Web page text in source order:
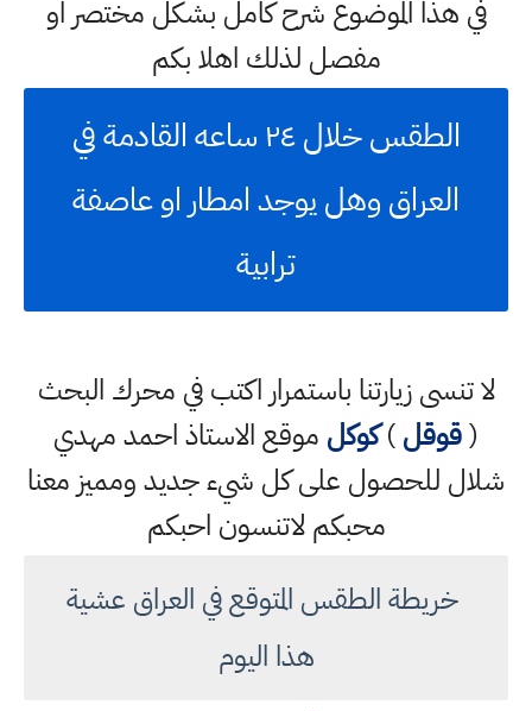
في هذا الموضوع شرح كامل بشكل مختصر او
مفصل لذلك اهلا بكم
الطقس خلال ٢٤ ساعه القادمة في
العراق وهل يوجد امطار او عاصفة
ترابية
لا تنسى زيارتنا باستمرار اكتب في محرك البحث
(قوقل)كوكل موقع الاستاذ احمد مهدي
شلال للحصول على كل شيء جديد ومميز معنا
محبكم لاتنسون احبكم
خريطة الطقس المتوقع في العراق عشية
هذا اليوم